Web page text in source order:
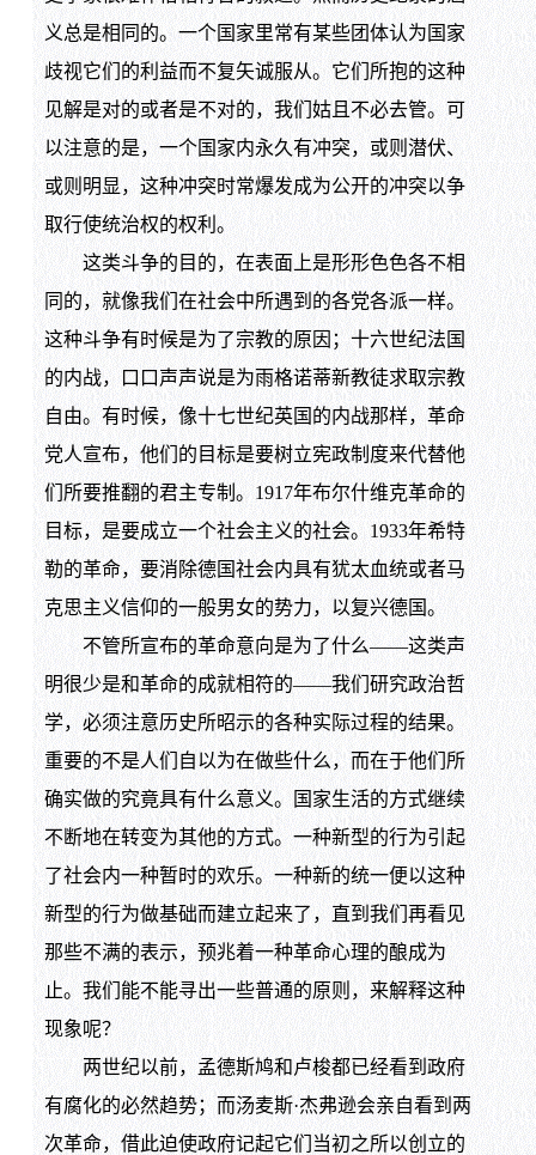
义总是相同的。一个国家里常有某些团体认为国家
歧视它们的利益而不复矢诚服从。它们所抱的这种
见解是对的或者是不对的，我们姑且不必去管。可
以注意的是，一个国家内永久有冲突，或则潜伏、
或则明显，这种冲突时常爆发成为公开的冲突以争
取行使统治权的权利。
这类斗争的目的，在表面上是形形色色各不相
同的，就像我们在社会中所遇到的各党各派一样。
这种斗争有时候是为了宗教的原因；十六世纪法国
的内战，口口声声说是为雨格诺蒂新教徒求取宗教
自由。有时候，像十七世纪英国的内战那样，革命
党人宣布，他们的目标是要树立宪政制度来代替他
们所要推翻的君主专制。1917年布尔什维克革命的
目标，是要成立一个社会主义的社会。1933年希特
勒的革命，要消除德国社会内具有犹太血统或者马
克思主义信仰的一般男女的势力，以复兴德国。
不管所宣布的革命意向是为了什么——这类声
明很少是和革命的成就相符的——我们研究政治哲
学，必须注意历史所昭示的各种实际过程的结果。
重要的不是人们自以为在做些什么，而在于他们所
确实做的究竟具有什么意义。国家生活的方式继续
不断地在转变为其他的方式。一种新型的行为引起
了社会内一种暂时的欢乐。一种新的统一便以这种
新型的行为做基础而建立起来了，直到我们再看见
那些不满的表示，预兆着一种革命心理的酿成为
止。我们能不能寻出一些普通的原则，来解释这种
现象呢？
两世纪以前，孟德斯鸠和卢梭都已经看到政府
有腐化的必然趋势；而汤麦斯·杰弗逊会亲自看到两
次革命，借此迫使政府记起它们当初之所以创立的